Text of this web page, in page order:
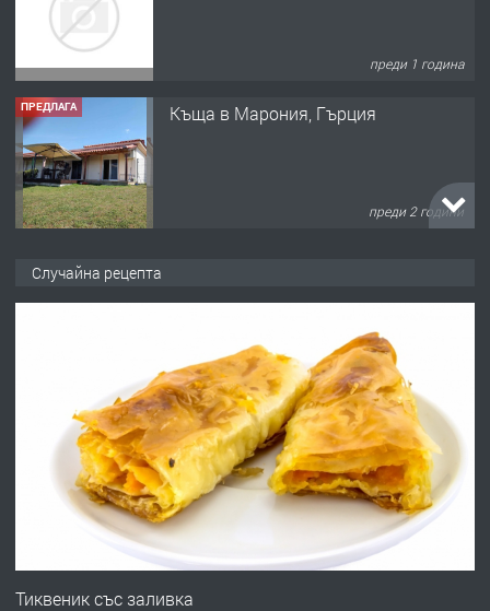
преди 1 година
ПРЕДЛАГА Къща в Марония, Гърция
преди 2 години
НЕГОВОТО КАЧЕСТВО
преди 2 години
Имот в Северна Гърция, до Кавала
преди 2 години
Иглолистни Пелети клас А1
Случайна рецепта
Тиквеник със заливка